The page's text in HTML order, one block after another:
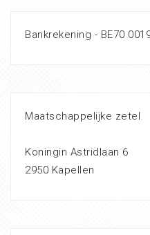
Bankrekening - BE70
Maatschappelijke zetel
Koningin Astridlaan 6
2950 Kapellen